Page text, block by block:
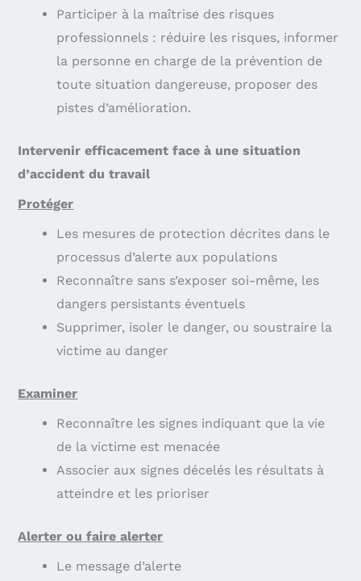
Participer à la maîtrise des risques
professionnels : réduire les risques, informer
la personne en charge de la prévention de
toute situation dangereuse, proposer des
pistes d’amélioration.
Intervenir efficacement face à une situation
d’accident du travail
Protéger
Les mesures de protection décrites dans le
processus d’alerte aux populations
Reconnaître sans s’exposer soi-même, les
dangers persistants éventuels
Supprimer, isoler le danger, ou soustraire la
victime au danger
Examiner
Reconnaître les signes indiquant que la vie
de la victime est menacée
Associer aux signes décelés les résultats à
atteindre et les prioriser
Alerter ou faire alerter
Le message d’alerte